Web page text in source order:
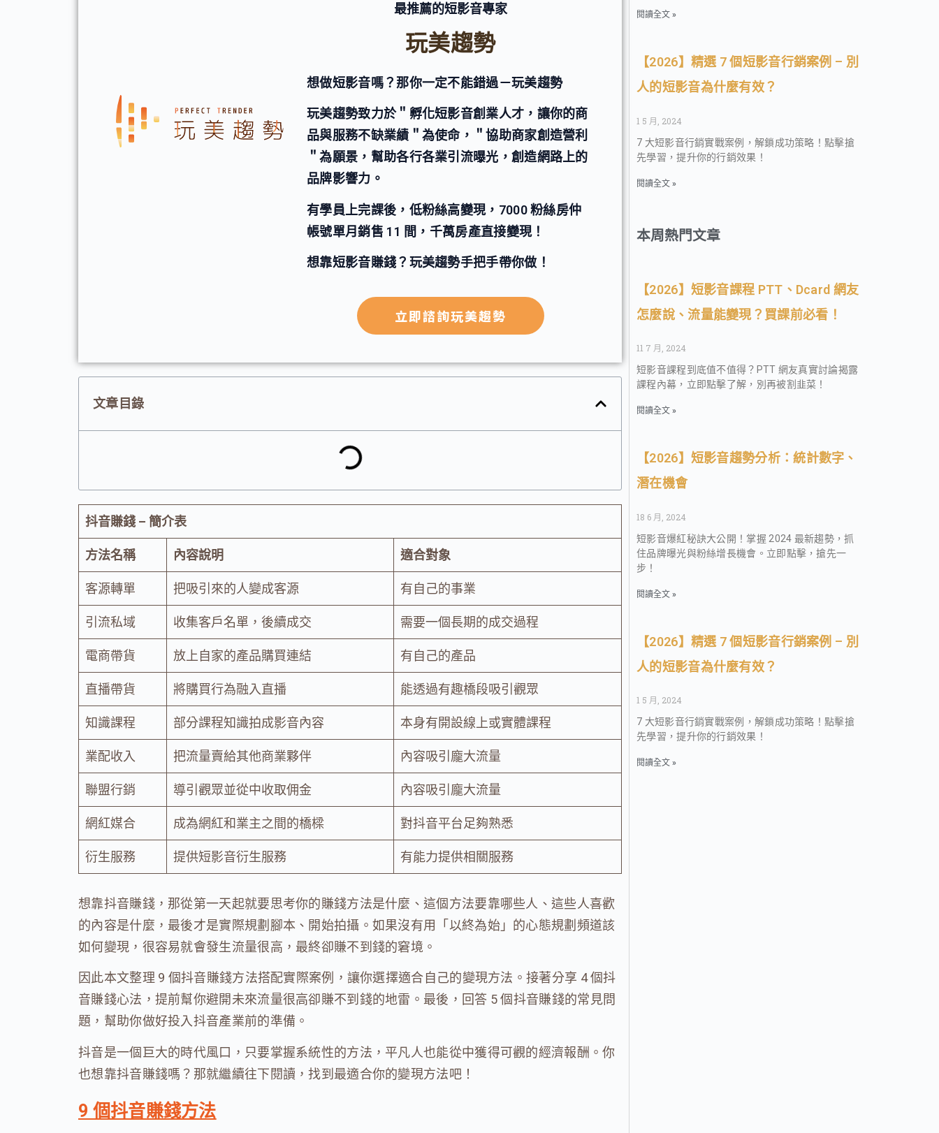
最推薦的短影音專家
玩美趨勢
想做短影音嗎？那你一定不能錯過－玩美趨勢
玩美趨勢致力於＂孵化短影音創業人才，讓你的商
品與服務不缺業績＂為使命，＂協助商家創造營利
＂為願景，幫助各行各業引流曝光，創造網路上的
品牌影響力。
有學員上完課後，低粉絲高變現，7000 粉絲房仲
帳號單月銷售 11 間，千萬房產直接變現！
想靠短影音賺錢？玩美趨勢手把手帶你做！
立即諮詢玩美趨勢
文章目錄
抖音賺錢 – 簡介表
方法名稱 內容說明 適合對象
客源轉單 把吸引來的人變成客源 有自己的事業
引流私域 收集客戶名單，後續成交 需要一個長期的成交過程
電商帶貨 放上自家的產品購買連結 有自己的產品
直播帶貨 將購買行為融入直播 能透過有趣橋段吸引觀眾
知識課程 部分課程知識拍成影音內容 本身有開設線上或實體課程
業配收入 把流量賣給其他商業夥伴 內容吸引龐大流量
聯盟行銷 導引觀眾並從中收取佣金 內容吸引龐大流量
網紅媒合 成為網紅和業主之間的橋樑 對抖音平台足夠熟悉
衍生服務 提供短影音衍生服務 有能力提供相關服務
想靠抖音賺錢，那從第一天起就要思考你的賺錢方法是什麼、這個方法要靠哪些人、這些人喜歡
的內容是什麼，最後才是實際規劃腳本、開始拍攝。如果沒有用「以終為始」的心態規劃頻道該
如何變現，很容易就會發生流量很高，最終卻賺不到錢的窘境。
因此本文整理 9 個抖音賺錢方法搭配實際案例，讓你選擇適合自己的變現方法。接著分享 4 個抖
音賺錢心法，提前幫你避開未來流量很高卻賺不到錢的地雷。最後，回答 5 個抖音賺錢的常見問
題，幫助你做好投入抖音產業前的準備。
抖音是一個巨大的時代風口，只要掌握系統性的方法，平凡人也能從中獲得可觀的經濟報酬。你
也想靠抖音賺錢嗎？那就繼續往下閱讀，找到最適合你的變現方法吧！
9 個抖音賺錢方法
閱讀全文 »
【2026】精選 7 個短影音行銷案例 – 別
人的短影音為什麼有效？
1 5 月, 2024
7 大短影音行銷實戰案例，解鎖成功策略！點擊搶
先學習，提升你的行銷效果！
閱讀全文 »
本周熱門文章
【2026】短影音課程 PTT、Dcard 網友
怎麼說、流量能變現？買課前必看！
11 7 月, 2024
短影音課程到底值不值得？PTT 網友真實討論揭露
課程內幕，立即點擊了解，別再被割韭菜！
閱讀全文 »
【2026】短影音趨勢分析：統計數字、
潛在機會
18 6 月, 2024
短影音爆紅秘訣大公開！掌握 2024 最新趨勢，抓
住品牌曝光與粉絲增長機會。立即點擊，搶先一
步！
閱讀全文 »
【2026】精選 7 個短影音行銷案例 – 別
人的短影音為什麼有效？
1 5 月, 2024
7 大短影音行銷實戰案例，解鎖成功策略！點擊搶
先學習，提升你的行銷效果！
閱讀全文 »